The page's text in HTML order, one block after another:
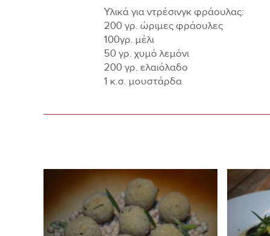
Υλικά για ντρέσινγκ φράουλας:
200 γρ. ώριμες φράουλες
100γρ. μέλι
50 γρ. χυμό λεμόνι
200 γρ. ελαιόλαδο
1 κ.σ. μουστάρδα